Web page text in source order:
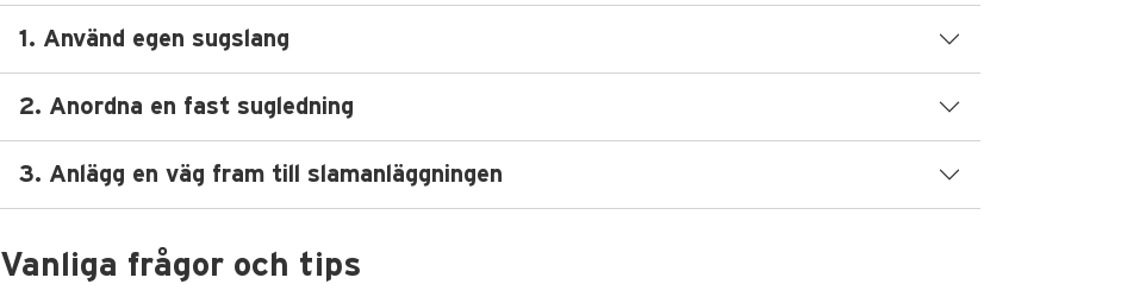
1. Använd egen sugslang
2. Anordna en fast sugledning
3. Anlägg en väg fram till slamanläggningen
Vanliga frågor och tips